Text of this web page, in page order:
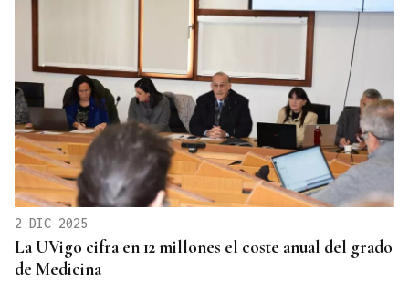
2 DIC 2025
La UVigo cifra en 12 millones el coste anual del grado
de Medicina